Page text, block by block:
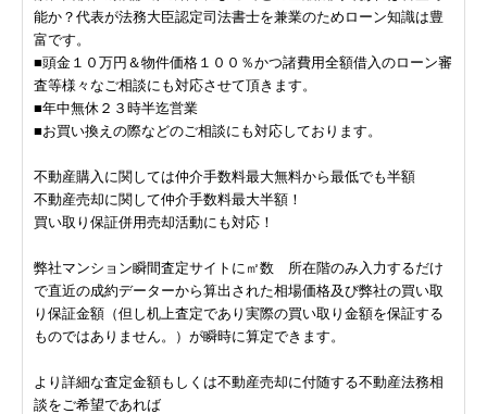
能か？代表が法務大臣認定司法書士を兼業のためローン知識は豊
富です。
■頭金１０万円＆物件価格１００％かつ諸費用全額借入のローン審
査等様々なご相談にも対応させて頂きます。
■年中無休２３時半迄営業
■お買い換えの際などのご相談にも対応しております。
不動産購入に関しては仲介手数料最大無料から最低でも半額
不動産売却に関して仲介手数料最大半額！
買い取り保証併用売却活動にも対応！
弊社マンション瞬間査定サイトに㎡数 所在階のみ入力するだけ
で直近の成約データーから算出された相場価格及び弊社の買い取
り保証金額（但し机上査定であり実際の買い取り金額を保証する
ものではありません。）が瞬時に算定できます。
より詳細な査定金額もしくは不動産売却に付随する不動産法務相
談をご希望であれば